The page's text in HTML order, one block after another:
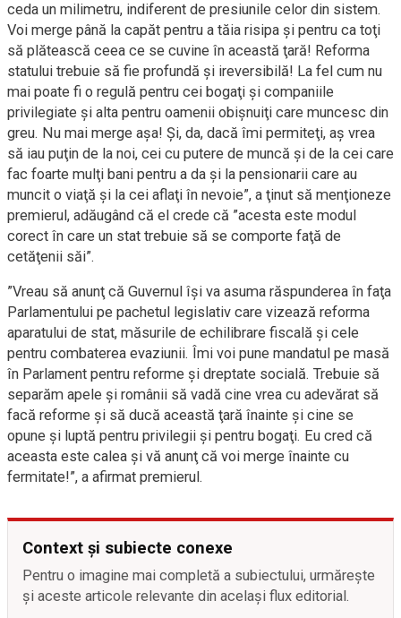
ceda un milimetru, indiferent de presiunile celor din sistem.
Voi merge până la capăt pentru a tăia risipa şi pentru ca toţi
să plătească ceea ce se cuvine în această ţară! Reforma
statului trebuie să fie profundă şi ireversibilă! La fel cum nu
mai poate fi o regulă pentru cei bogaţi şi companiile
privilegiate şi alta pentru oamenii obişnuiţi care muncesc din
greu. Nu mai merge aşa! Şi, da, dacă îmi permiteţi, aş vrea
să iau puţin de la noi, cei cu putere de muncă şi de la cei care
fac foarte mulţi bani pentru a da şi la pensionarii care au
muncit o viaţă şi la cei aflaţi în nevoie”, a ţinut să menţioneze
premierul, adăugând că el crede că ”acesta este modul
corect în care un stat trebuie să se comporte faţă de
cetăţenii săi”.
”Vreau să anunţ că Guvernul îşi va asuma răspunderea în faţa
Parlamentului pe pachetul legislativ care vizează reforma
aparatului de stat, măsurile de echilibrare fiscală şi cele
pentru combaterea evaziunii. Îmi voi pune mandatul pe masă
în Parlament pentru reforme şi dreptate socială. Trebuie să
separăm apele şi românii să vadă cine vrea cu adevărat să
facă reforme şi să ducă această ţară înainte şi cine se
opune şi luptă pentru privilegii şi pentru bogaţi. Eu cred că
aceasta este calea şi vă anunţ că voi merge înainte cu
fermitate!”, a afirmat premierul.
Context și subiecte conexe
Pentru o imagine mai completă a subiectului, urmărește
și aceste articole relevante din același flux editorial.